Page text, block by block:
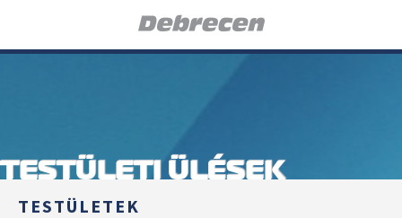
TESTÜLETI ÜLÉSEK
TESTÜLETEK